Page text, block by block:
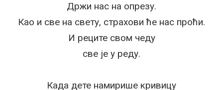
Држи нас на опрезу.
Као и све на свету, страхови ће нас проћи.
И реците свом чеду
све је у реду.
Када дете намирише кривицу